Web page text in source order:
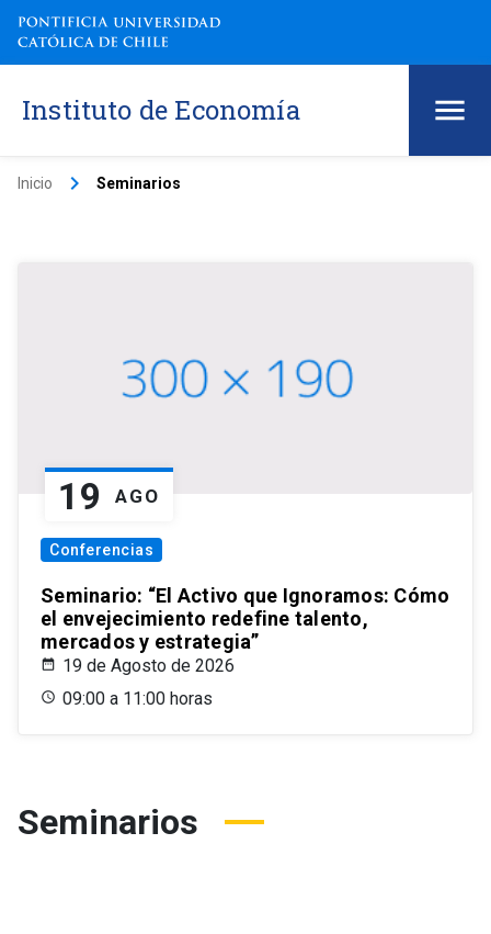
Instituto de Economía
Inicio keyboard_arrow_right Seminarios
19 AGO
Conferencias
Seminario: “El Activo que Ignoramos: Cómo
el envejecimiento redefine talento,
mercados y estrategia”
19 de Agosto de 2026
09:00 a 11:00 horas
Seminarios